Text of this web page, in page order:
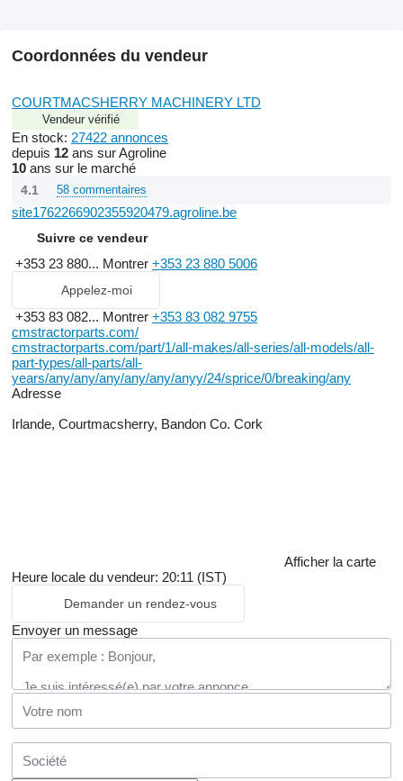
Coordonnées du vendeur
COURTMACSHERRY MACHINERY LTD
Vendeur vérifié
En stock: 27422 annonces
depuis 12 ans sur Agroline
10 ans sur le marché
4.1 58 commentaires
site1762266902355920479.agroline.be
Suivre ce vendeur
+353 23 880... Montrer +353 23 880 5006
Appelez-moi
+353 83 082... Montrer +353 83 082 9755
cmstractorparts.com/
cmstractorparts.com/part/1/all-makes/all-series/all-models/all-
part-types/all-parts/all-
years/any/any/any/any/any/anyy/24/sprice/0/breaking/any
Adresse
Irlande, Courtmacsherry, Bandon Co. Cork
Afficher la carte
Heure locale du vendeur: 20:11 (IST)
Demander un rendez-vous
Envoyer un message